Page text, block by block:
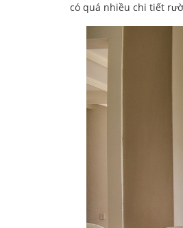
có quá nhiều chi tiết